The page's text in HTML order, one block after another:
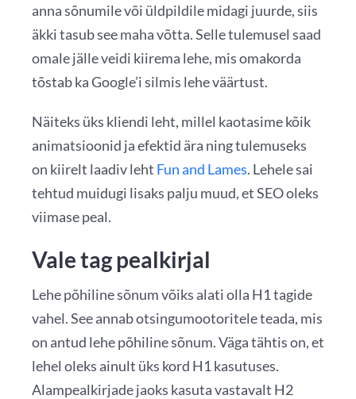
anna sõnumile või üldpildile midagi juurde, siis
äkki tasub see maha võtta. Selle tulemusel saad
omale jälle veidi kiirema lehe, mis omakorda
tõstab ka Google’i silmis lehe väärtust.
Näiteks üks kliendi leht, millel kaotasime kõik
animatsioonid ja efektid ära ning tulemuseks
on kiirelt laadiv leht Fun and Lames. Lehele sai
tehtud muidugi lisaks palju muud, et SEO oleks
viimase peal.
Vale tag pealkirjal
Lehe põhiline sõnum võiks alati olla H1 tagide
vahel. See annab otsingumootoritele teada, mis
on antud lehe põhiline sõnum. Väga tähtis on, et
lehel oleks ainult üks kord H1 kasutuses.
Alampealkirjade jaoks kasuta vastavalt H2